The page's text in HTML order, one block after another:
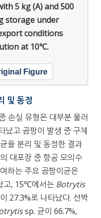
5 kg (A) and 500
storage under
conditions
at 10℃.
Figure
및 동정
손실 유형은 대부분 물러
났고 곰팡이 발생 중 구체
을 분리 및 동정한 결과
대포장 중 항공 모의수
하는 주요 곰팡이균은
고, 15℃에서는 Botrytis
27.3%로 나타났다. 선박
sp. 균이 66.7%,